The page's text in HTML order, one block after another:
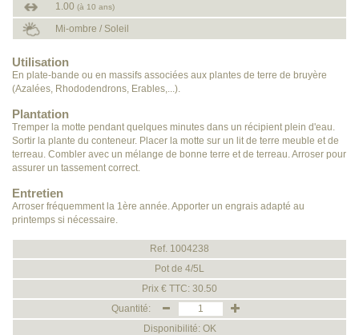
1.00 (à 10 ans)
Mi-ombre / Soleil
Utilisation
En plate-bande ou en massifs associées aux plantes de terre de bruyère
(Azalées, Rhododendrons, Erables,...).
Plantation
Tremper la motte pendant quelques minutes dans un récipient plein d'eau.
Sortir la plante du conteneur. Placer la motte sur un lit de terre meuble et de
terreau. Combler avec un mélange de bonne terre et de terreau. Arroser pour
assurer un tassement correct.
Entretien
Arroser fréquemment la 1ère année. Apporter un engrais adapté au
printemps si nécessaire.
Ref. 1004238
Pot de 4/5L
Prix € TTC: 30.50
Quantité:
Disponibilité: OK